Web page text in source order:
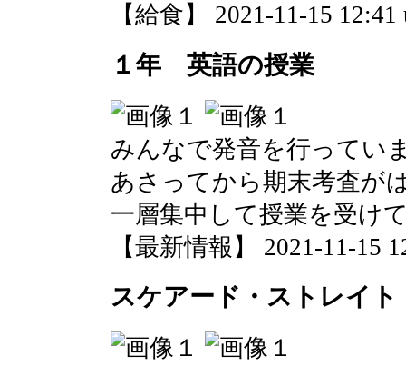
【給食】 2021-11-15 12:41
１年 英語の授業
みんなで発音を行ってい
あさってから期末考査が
一層集中して授業を受け
【最新情報】 2021-11-15
スケアード・ストレイト